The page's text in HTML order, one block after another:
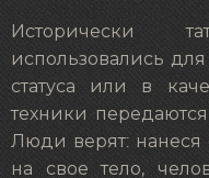
Исторически
использовались
статуса или в
техники
Люди верят:
на свое тело,